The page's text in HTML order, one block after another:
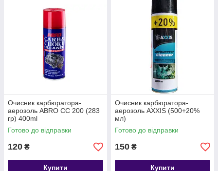
Очисник карбюратора-
аерозоль ABRO CC 200 (283
гр) 400ml
Готово до відправки
120 ₴
Купити
Очисник карбюратора-
аерозоль AXXIS (500+20%
мл)
Готово до відправки
150 ₴
Купити